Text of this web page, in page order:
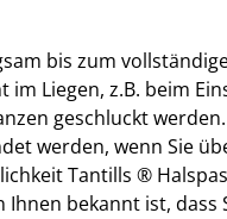
bis zum
Liegen, z.B. beim
geschluckt werden.
werden, wenn Sie
Tantills ®
bekannt ist,